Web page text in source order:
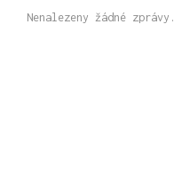
Nenalezeny žádné zprávy.